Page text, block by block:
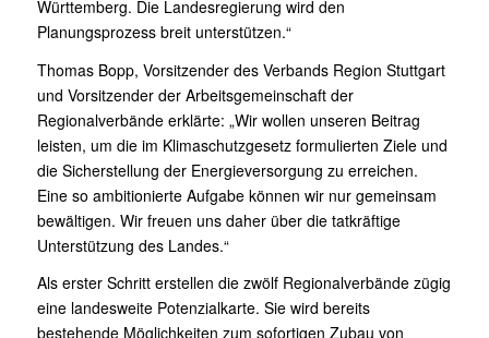
Württemberg. Die Landesregierung wird den
Planungsprozess breit unterstützen.“
Thomas Bopp, Vorsitzender des Verbands Region Stuttgart
und Vorsitzender der Arbeitsgemeinschaft der
Regionalverbände erklärte: „Wir wollen unseren Beitrag
leisten, um die im Klimaschutzgesetz formulierten Ziele und
die Sicherstellung der Energieversorgung zu erreichen.
Eine so ambitionierte Aufgabe können wir nur gemeinsam
bewältigen. Wir freuen uns daher über die tatkräftige
Unterstützung des Landes.“
Als erster Schritt erstellen die zwölf Regionalverbände zügig
eine landesweite Potenzialkarte. Sie wird bereits
bestehende Möglichkeiten zum sofortigen Zubau von